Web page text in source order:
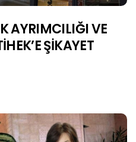
AYRIMCILIĞI VE
ŞİKAYET